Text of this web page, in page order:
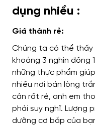
dụng nhiều :
Giá thành rẻ:
Chúng ta có thể thấy
khoảng 3 nghìn đồng
những thực phẩm
nhiều nơi bán lòng
cân rất rẻ, anh em
phải suy nghĩ. Lượng
dưỡng cơ bắp của